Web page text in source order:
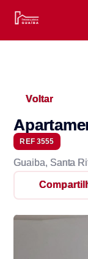
Voltar
REF 3555
Guaiba, Santa